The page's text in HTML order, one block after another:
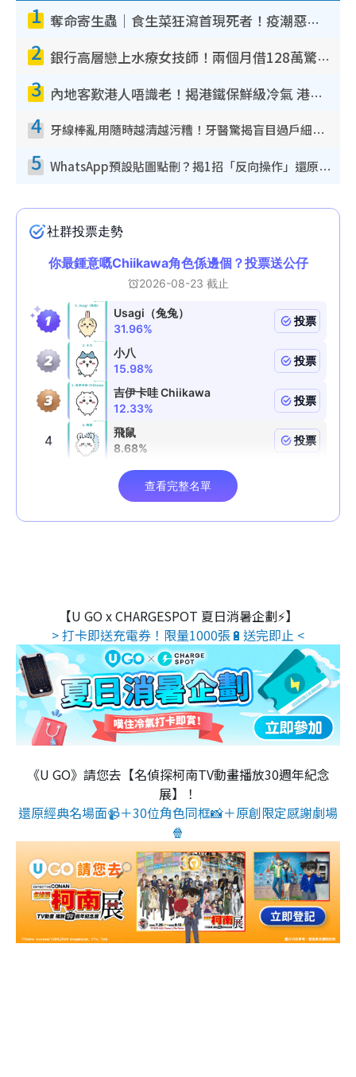
1 奪命寄生蟲｜食生菜狂瀉首現死者！疫潮惡化錄1.8萬宗病例 揭洗菜3大謬誤
2 銀行高層戀上水療女技師！兩個月借128萬驚覺「沉船」沉落火海 揭背後疑似邪教操控賣淫
3 內地客歎港人唔識老！揭港鐵保鮮級冷氣 港人求放過：咪投訴
4 牙線棒亂用隨時越清越污糟！牙醫驚揭盲目過戶細菌恐致蛀牙：呢種先係日常真保養
5 WhatsApp預設貼圖點刪？揭1招「反向操作」還原簡潔介面 附3步實測教學
【U GO x CHARGESPOT 夏日消暑企劃⚡】
> 打卡即送充電券！限量1000張🔋送完即止 <
《U GO》請您去【名偵探柯南TV動畫播放30週年紀念
展】！
還原經典名場面📹＋30位角色同框📸＋原創限定感謝劇場
🍿